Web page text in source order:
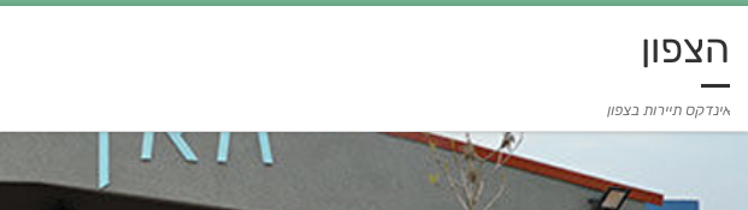
הצפון
אינדקס תיירות בצפון